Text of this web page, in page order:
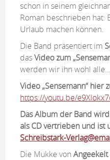
schon in seinem
Roman beschrieben hat:
Urlaub machen können.
Die Band präsentiert im
dasVideo zum
werden wir ihn wohl alle…
Video „Sensemann“ hier
https://youtu.be/
Das Album der Band
als CD vertrieben und ist
Schreibstark-
Die Mukke vonAngeekelt